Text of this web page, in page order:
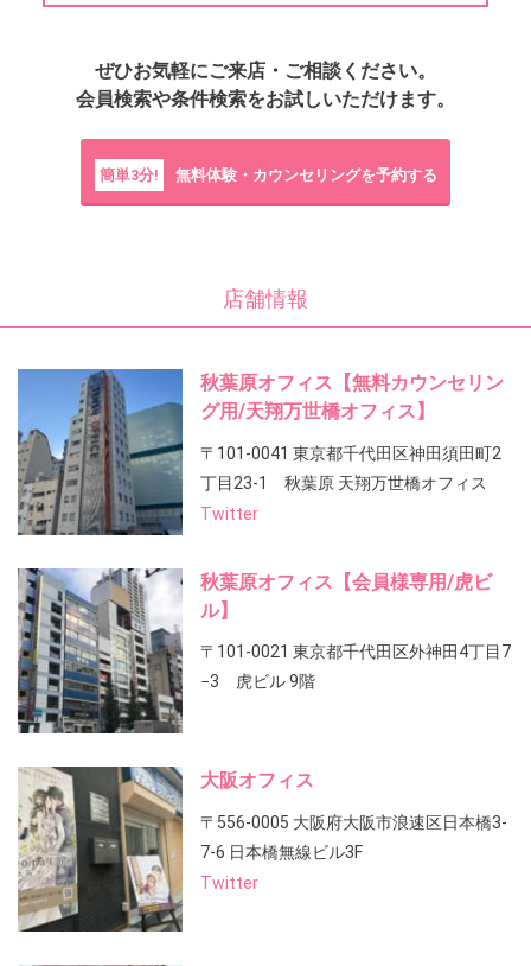
ぜひお気軽にご来店・ご相談ください。
会員検索や条件検索をお試しいただけます。
簡単3分! 無料体験・カウンセリングを予約する
店舗情報
秋葉原オフィス【無料カウンセリン
グ用/天翔万世橋オフィス】
〒101-0041 東京都千代田区神田須田町2
丁目23-1 秋葉原 天翔万世橋オフィス
Twitter
秋葉原オフィス【会員様専用/虎ビ
ル】
〒101-0021 東京都千代田区外神田4丁目7
−3 虎ビル 9階
大阪オフィス
〒556-0005 大阪府大阪市浪速区日本橋3-
7-6 日本橋無線ビル3F
Twitter